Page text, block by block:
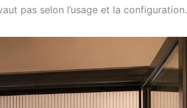
pas selon l’usage et la configuration.